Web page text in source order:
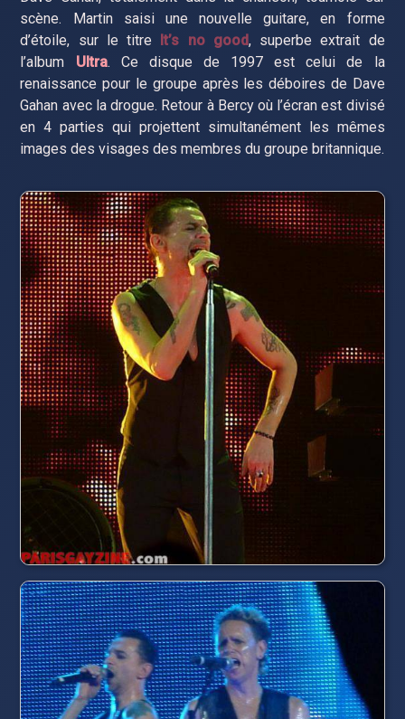
scène. Martin saisi une nouvelle guitare, en forme
d’étoile, sur le titre It’s no good, superbe extrait de
l’album Ultra. Ce disque de 1997 est celui de la
renaissance pour le groupe après les déboires de Dave
Gahan avec la drogue. Retour à Bercy où l’écran est divisé
en 4 parties qui projettent simultanément les mêmes
images des visages des membres du groupe britannique.